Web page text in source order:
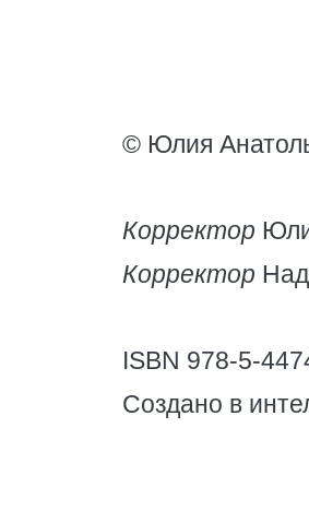
© Юлия
Корректор
Корректор
ISBN 978-5-
Создано в